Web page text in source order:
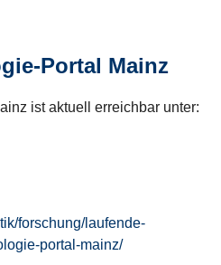
Portal Mainz
ist aktuell erreichbar unter:
forschung/laufende-
portal-mainz/